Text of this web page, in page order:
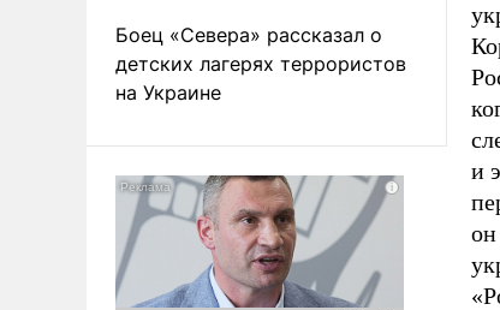
Боец «Севера» рассказал о
детских лагерях террористов
на Украине
и